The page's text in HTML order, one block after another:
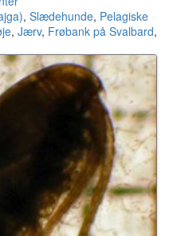
, Slædehunde, Pelagiske
, Jærv, Frøbank på Svalbard,